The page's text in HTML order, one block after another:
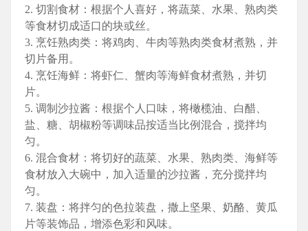
2. 切割食材：根据个人喜好，将蔬菜、水果、熟肉类
等食材切成适口的块或丝。
3. 烹饪熟肉类：将鸡肉、牛肉等熟肉类食材煮熟，并
切片备用。
4. 烹饪海鲜：将虾仁、蟹肉等海鲜食材煮熟，并切
片。
5. 调制沙拉酱：根据个人口味，将橄榄油、白醋、
盐、糖、胡椒粉等调味品按适当比例混合，搅拌均
匀。
6. 混合食材：将切好的蔬菜、水果、熟肉类、海鲜等
食材放入大碗中，加入适量的沙拉酱，充分搅拌均
匀。
7. 装盘：将拌匀的色拉装盘，撒上坚果、奶酪、黄瓜
片等装饰品，增添色彩和风味。